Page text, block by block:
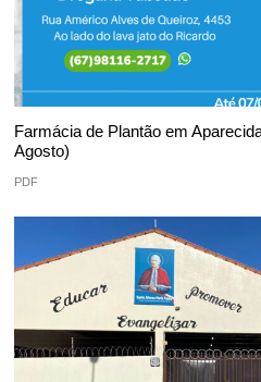
Farmácia de Plantão em
Agosto)
PDF